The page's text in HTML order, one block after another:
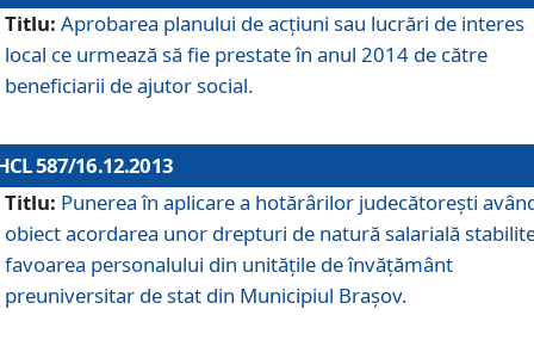
Titlu: Aprobarea planului de acţiuni sau lucrări de interes
local ce urmează să fie prestate în anul 2014 de către
beneficiarii de ajutor social.
587/16.12.2013
Titlu: Punerea în aplicare a hotărârilor judecătoreşti
obiect acordarea unor drepturi de natură salarială
favoarea personalului din unităţile de învăţământ
preuniversitar de stat din Municipiul Braşov.